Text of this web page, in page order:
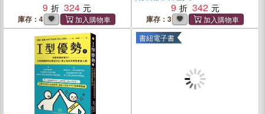
9
324
庫存：4
9
342
庫存：3
書紐電子書